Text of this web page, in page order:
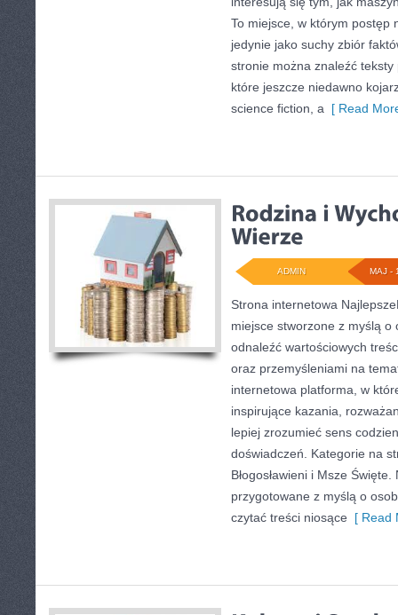
To miejsce, w którym postęp
jedynie jako suchy zbiór
stronie można znaleźć
które jeszcze niedawno
science fiction, a [ Read
MAJ -
ADMIN
Strona internetowa
miejsce stworzone z myślą
odnaleźć wartościowych
oraz przemyśleniami na
internetowa platforma, w
inspirujące kazania,
lepiej zrozumieć sens
doświadczeń. Kategorie na
Błogosławieni i Msze
przygotowane z myślą o
czytać treści niosące [ Read